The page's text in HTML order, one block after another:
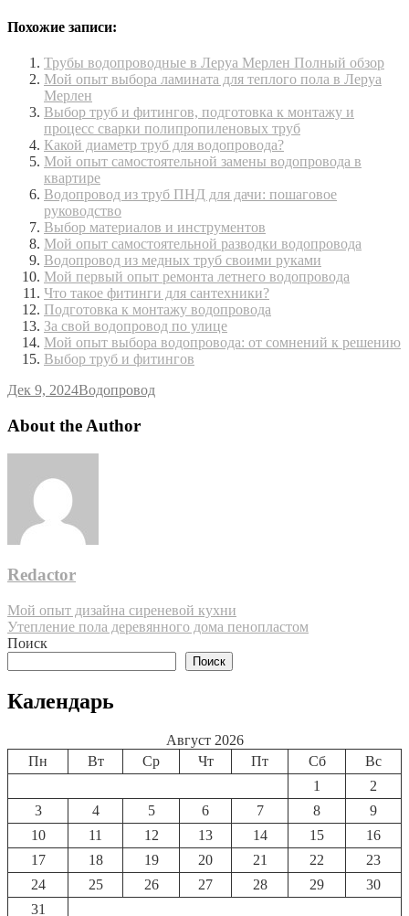
Похожие записи:
Трубы водопроводные в Леруа Мерлен Полный обзор
Мой опыт выбора ламината для теплого пола в Леруа
Мерлен
Выбор труб и фитингов, подготовка к монтажу и
процесс сварки полипропиленовых труб
Какой диаметр труб для водопровода?
Мой опыт самостоятельной замены водопровода в
квартире
Водопровод из труб ПНД для дачи: пошаговое
руководство
Выбор материалов и инструментов
Мой опыт самостоятельной разводки водопровода
Водопровод из медных труб своими руками
Мой первый опыт ремонта летнего водопровода
Что такое фитинги для сантехники?
Подготовка к монтажу водопровода
За свой водопровод по улице
Мой опыт выбора водопровода: от сомнений к решению
Выбор труб и фитингов
Дек 9, 2024Водопровод
About the Author
Redactor
Навигация
по
Мой опыт дизайна сиреневой кухни
Утепление пола деревянного дома пенопластом
Поиск
Поиск
Календарь
Август 2026
Пн
Вт Ср Чт Пт Сб
Вс
1
2
3
4 5 6 7 8
9
10
11 12 13 14 15
16
17
18 19 20 21 22
23
24
25 26 27 28 29
30
31